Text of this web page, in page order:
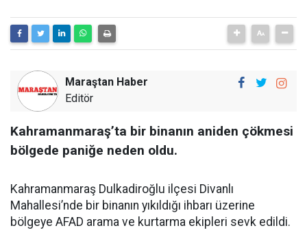
Maraştan Haber
Editör
Kahramanmaraş’ta bir binanın aniden çökmesi
bölgede paniğe neden oldu.
Kahramanmaraş Dulkadiroğlu ilçesi Divanlı
Mahallesi’nde bir binanın yıkıldığı ihbarı üzerine
bölgeye AFAD arama ve kurtarma ekipleri sevk edildi.